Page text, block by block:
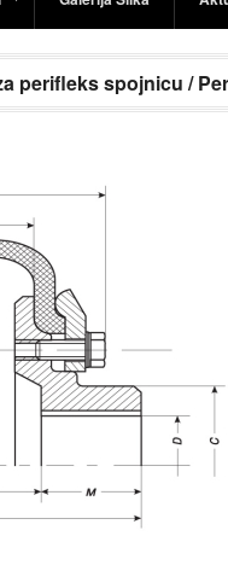
perifleks spojnicu /